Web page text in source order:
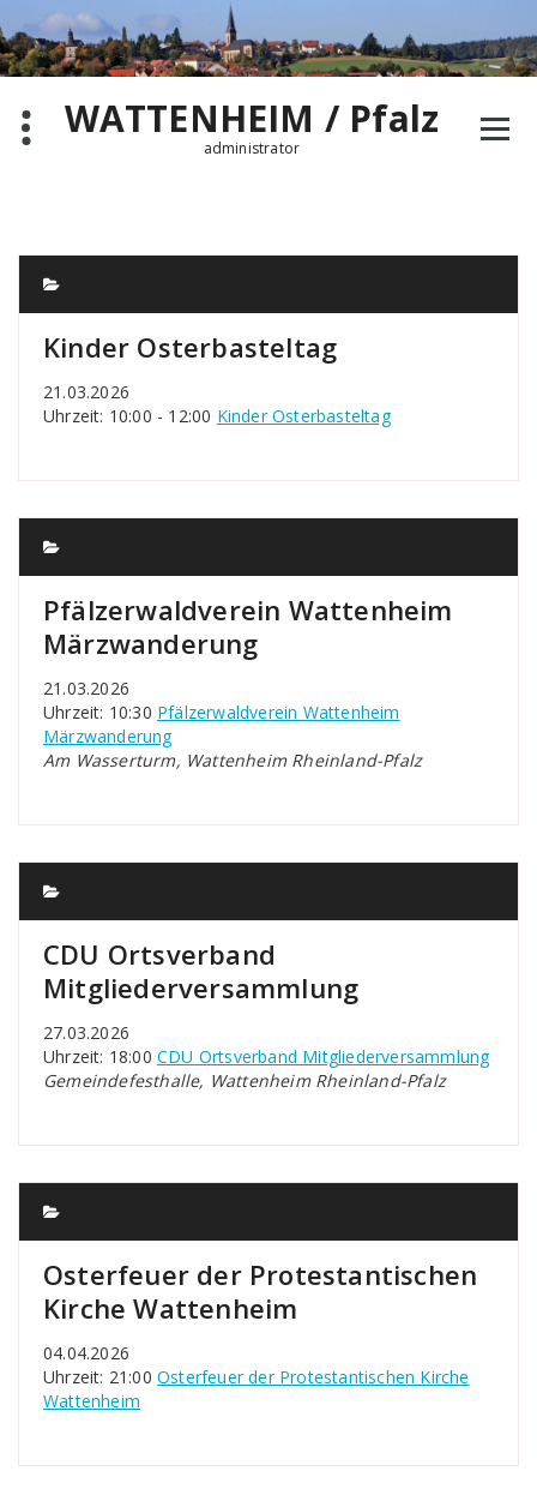
Inhalt
springen
WATTENHEIM / Pfalz
administrator
Kinder Osterbasteltag
21.03.2026
Uhrzeit: 10:00 - 12:00 Kinder Osterbasteltag
Pfälzerwaldverein Wattenheim
Märzwanderung
21.03.2026
Uhrzeit: 10:30 Pfälzerwaldverein Wattenheim
Märzwanderung
Am Wasserturm, Wattenheim Rheinland-Pfalz
CDU Ortsverband
Mitgliederversammlung
27.03.2026
Uhrzeit: 18:00 CDU Ortsverband Mitgliederversammlung
Gemeindefesthalle, Wattenheim Rheinland-Pfalz
Osterfeuer der Protestantischen
Kirche Wattenheim
04.04.2026
Uhrzeit: 21:00 Osterfeuer der Protestantischen Kirche
Wattenheim